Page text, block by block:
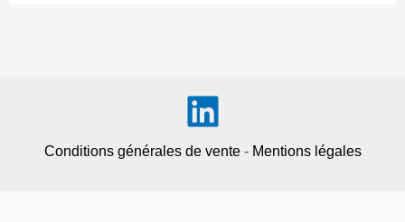
Conditions générales de vente- Mentions légales